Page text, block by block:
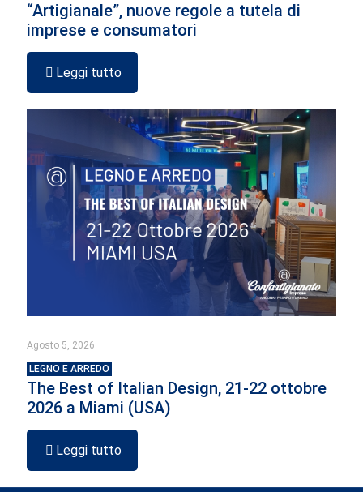
“Artigianale”, nuove regole a tutela di
imprese e consumatori
Leggi tutto
Agosto 5, 2026
LEGNO E ARREDO
The Best of Italian Design, 21-22 ottobre
2026 a Miami (USA)
Leggi tutto